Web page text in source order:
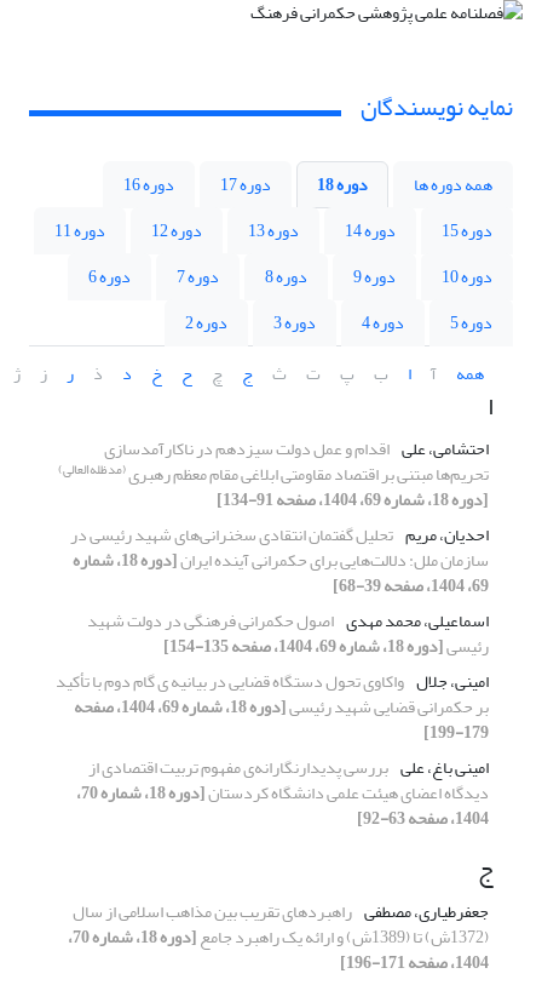
نمایه نویسندگان
همه دوره ها دوره 18 دوره 17
دوره 16
دوره 15
دوره 14 دوره 13 دوره 12
دوره 11
دوره 10
دوره 9 دوره 8 دوره 7
دوره 6
دوره 5
دوره 4 دوره 3
دوره 2
همه
آ ا ب پ ت ث ج چ ح خ د ذ ر ز ژ
ا
احتشامی، علی اقدام و عمل دولت سیزدهم در ناکارآمدسازی
تحریم‌ها مبتنی بر اقتصاد مقاومتی ابلاغی مقام معظم رهبری(مدظله‌العالی)
[دوره 18، شماره 69، 1404، صفحه 91-134]
احدیان، مریم تحلیل گفتمان انتقادی سخنرانی‌های شهید رئیسی در
سازمان ملل: دلالت‌هایی برای حکمرانی آینده ایران [دوره 18، شماره
69، 1404، صفحه 39-68]
اسماعیلی، محمد مهدی اصول حکمرانی فرهنگی در دولت شهید
رئیسی[دوره 18، شماره 69، 1404، صفحه 135-154]
امینی، جلال واکاوی تحول دستگاه قضایی در بیانیه ی گام دوم با تأکید
بر حکمرانی قضایی شهید رئیسی [دوره 18، شماره 69، 1404، صفحه
179-199]
امینی باغ، علی بررسی پدیدارنگارانه‌ی مفهوم تربیت اقتصادی از
دیدگاه اعضای هیئت علمی دانشگاه کردستان [دوره 18، شماره 70،
1404، صفحه 63-92]
ج
جعفرطیاری، مصطفی راهبردهای تقریب بین مذاهب اسلامی از سال
(1372ش) تا (1389ش) و ارائه یک راهبرد جامع [دوره 18، شماره 70،
1404، صفحه 171-196]